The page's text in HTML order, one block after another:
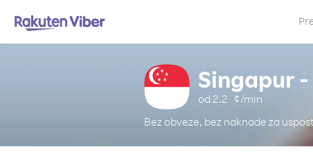
Singapur
od 2.2 ¢/min
Bez obveze, bez naknade za